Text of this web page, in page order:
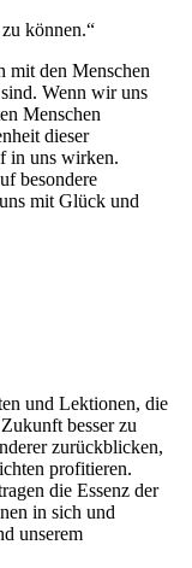
können.“
mit den Menschen
Wenn wir uns
Menschen
dieser
in uns wirken.
besondere
mit Glück und
und Lektionen, die
besser zu
zurückblicken,
profitieren.
die Essenz der
in sich und
unserem